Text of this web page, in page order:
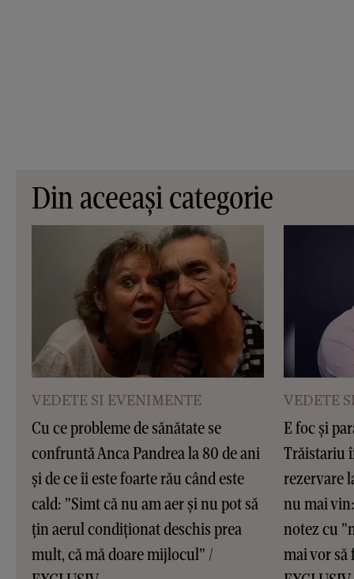
Din aceeași categorie
VEDETE SI EVENIMENTE
Cu ce probleme de sănătate se
confruntă Anca Pandrea la 80 de ani
și de ce îi este foarte rău când este
cald: ”Simt că nu am aer și nu pot să
țin aerul condiționat deschis prea
mult, că mă doare mijlocul” /
VEDETE
E foc și
Trăistariu
rezervare
nu mai
notez cu
mai vor să